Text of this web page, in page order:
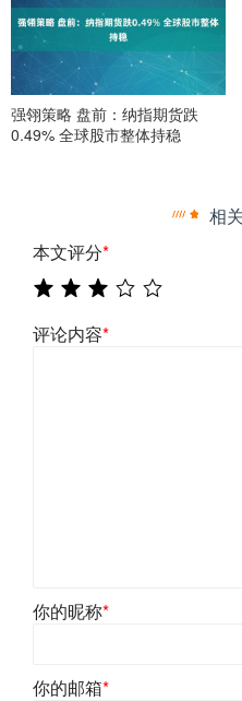
强翎策略 盘前：纳指期货跌
0.49% 全球股市整体持稳
相
本文评分*
评论内容*
你的昵称*
你的邮箱*